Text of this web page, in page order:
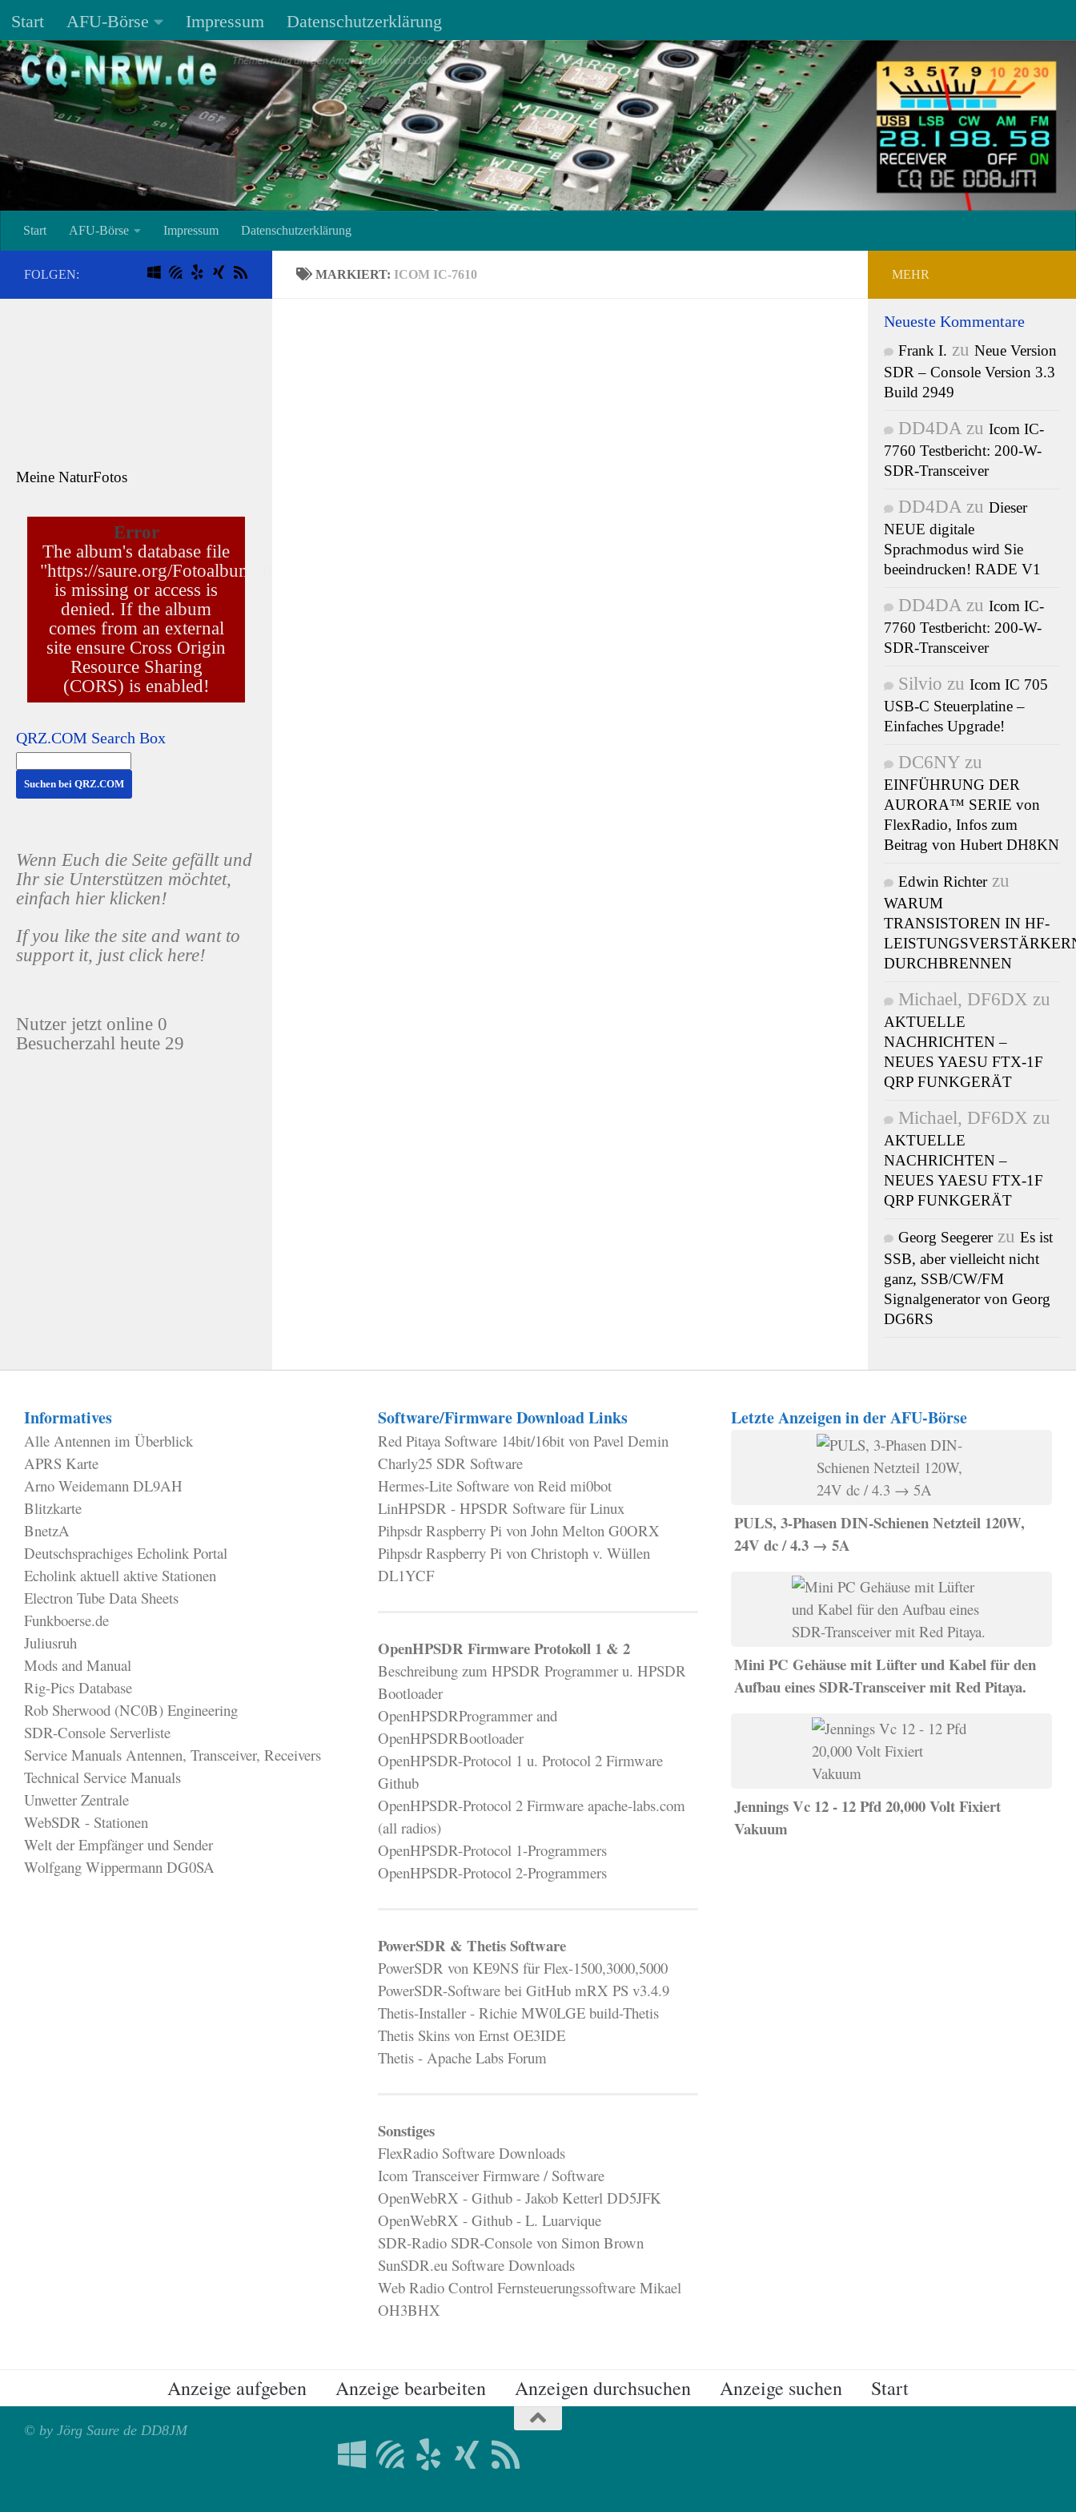
Unter dem Inhalt
Start AFU-Börse Impressum Datenschutzerklärung
Start AFU-Börse Impressum Datenschutzerklärung
MARKIERT: ICOM IC-7610
FOLGEN:
Meine NaturFotos
QRZ.COM Search Box
Wenn Euch die Seite gefällt und
Ihr sie Unterstützen möchtet,
einfach hier klicken!
If you like the site and want to
support it, just click here!
Nutzer jetzt online 0
Besucherzahl heute 29
MEHR
Neueste Kommentare
Frank I. zu Neue Version
SDR – Console Version 3.3
Build 2949
DD4DAzu Icom IC-
7760 Testbericht: 200-W-
SDR-Transceiver
DD4DAzu Dieser
NEUE digitale
Sprachmodus wird Sie
beeindrucken! RADE V1
DD4DAzu Icom IC-
7760 Testbericht: 200-W-
SDR-Transceiver
Silvio zu Icom IC 705
USB-C Steuerplatine –
Einfaches Upgrade!
DC6NY zu
EINFÜHRUNG DER
AURORA™ SERIE von
FlexRadio, Infos zum
Beitrag von Hubert DH8KN
Edwin Richterzu
WARUM
TRANSISTOREN IN HF-
DURCHBRENNEN
Michael, DF6DX zu
AKTUELLE
NACHRICHTEN –
NEUES YAESU FTX-1F
QRP FUNKGERÄT
Michael, DF6DX zu
AKTUELLE
NACHRICHTEN –
NEUES YAESU FTX-1F
QRP FUNKGERÄT
Georg Seegererzu Es ist
SSB, aber vielleicht nicht
ganz, SSB/CW/FM
Signalgenerator von Georg
DG6RS
Informatives
Alle Antennen im Überblick
APRS Karte
Arno Weidemann DL9AH
Blitzkarte
BnetzA
Deutschsprachiges Echolink Portal
Echolink aktuell aktive Stationen
Electron Tube Data Sheets
Funkboerse.de
Juliusruh
Mods and Manual
Rig-Pics Database
Rob Sherwood (NC0B) Engineering
SDR-Console Serverliste
Service Manuals Antennen, Transceiver, Receivers
Technical Service Manuals
Unwetter Zentrale
WebSDR - Stationen
Welt der Empfänger und Sender
Wolfgang Wippermann DG0SA
Software/Firmware Download Links
Red Pitaya Software 14bit/16bit von Pavel Demin
Charly25 SDR Software
Hermes-Lite Software von Reid mi0bot
LinHPSDR - HPSDR Software für Linux
Pihpsdr Raspberry Pi von John Melton G0ORX
Pihpsdr Raspberry Pi von Christoph v. Wüllen
DL1YCF
OpenHPSDR Firmware Protokoll 1 & 2
Beschreibung zum HPSDR Programmer u. HPSDR
Bootloader
OpenHPSDRProgrammer and
OpenHPSDRBootloader
OpenHPSDR-Protocol 1 u. Protocol 2 Firmware
Github
OpenHPSDR-Protocol 2 Firmware apache-labs.com
(all radios)
OpenHPSDR-Protocol 1-Programmers
OpenHPSDR-Protocol 2-Programmers
PowerSDR & Thetis Software
PowerSDR von KE9NS für Flex-1500,3000,5000
PowerSDR-Software bei GitHub mRX PS v3.4.9
Thetis-Installer - Richie MW0LGE build-Thetis
Thetis Skins von Ernst OE3IDE
Thetis - Apache Labs Forum
Sonstiges
FlexRadio Software Downloads
Icom Transceiver Firmware / Software
OpenWebRX - Github - Jakob Ketterl DD5JFK
OpenWebRX - Github - L. Luarvique
SDR-Radio SDR-Console von Simon Brown
SunSDR.eu Software Downloads
Web Radio Control Fernsteuerungssoftware Mikael
OH3BHX
Letzte Anzeigen in der AFU-Börse
PULS, 3-Phasen DIN-Schienen Netzteil 120W,
24V dc / 4.3 → 5A
Mini PC Gehäuse mit Lüfter und Kabel für den
Aufbau eines SDR-Transceiver mit Red Pitaya.
Jennings Vc 12 - 12 Pfd 20,000 Volt Fixiert
Vakuum
Anzeige aufgeben Anzeige bearbeiten Anzeigen durchsuchen Anzeige suchen Start
© by Jörg Saure de DD8JM